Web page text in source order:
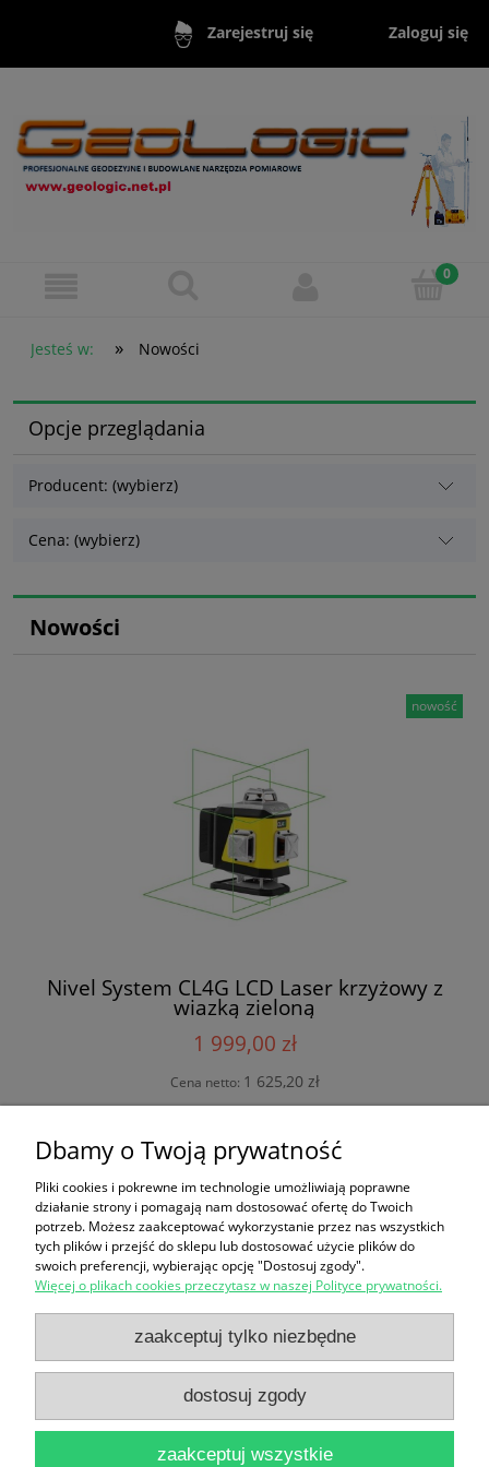
Zarejestruj się Zaloguj się
Jesteś w: » Nowości
Opcje przeglądania
Producent: (wybierz)
Cena: (wybierz)
Nowości
Nivel System CL4G LCD Laser krzyżowy z
wiazką zieloną
1 999,00 zł
Cena netto: 1 625,20 zł
nowość
Zakupy
Reklamacje i zwroty
Pomoc
Moje konto
Informacje
Dbamy o Twoją prywatność
Pliki cookies i pokrewne im technologie umożliwiają poprawne
działanie strony i pomagają nam dostosować ofertę do Twoich
potrzeb. Możesz zaakceptować wykorzystanie przez nas wszystkich
tych plików i przejść do sklepu lub dostosować użycie plików do
swoich preferencji, wybierając opcję "Dostosuj zgody".
Więcej o plikach cookies przeczytasz w naszej Polityce prywatności.
zaakceptuj tylko niezbędne
dostosuj zgody
zaakceptuj wszystkie